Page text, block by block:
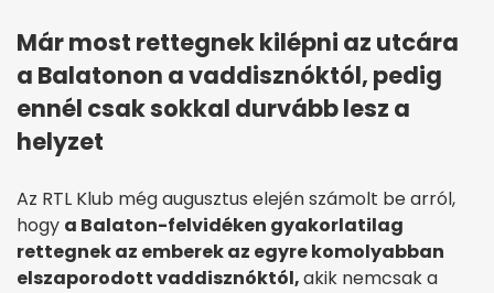
Már most rettegnek kilépni az utcára
a Balatonon a vaddisznóktól, pedig
ennél csak sokkal durvább lesz a
helyzet
Az RTL Klub még augusztus elején számolt be arról,
hogy a Balaton-felvidéken gyakorlatilag
rettegnek az emberek az egyre komolyabban
elszaporodott vaddisznóktól,akik nemcsak a